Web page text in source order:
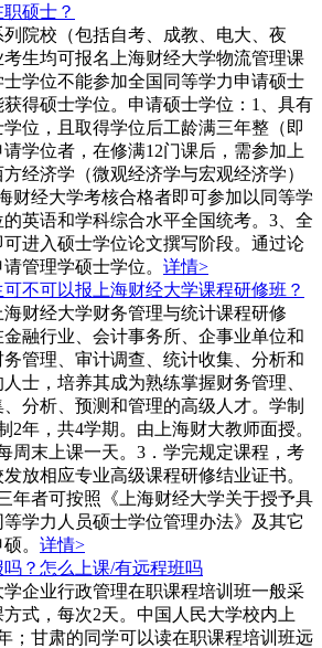
硕士？
列院校（包括自考、成教、电大、夜
生均可报名上海财经大学物流管理课
学位不能参加全国同等学力申请硕士
得硕士学位。申请硕士学位：1、具有
位，且取得学位后工龄满三年整（即
学位者，在修满12门课后，需参加上
经济学（微观经济学与宏观经济学）
财经大学考核合格者即可参加以同等学
英语和学科综合水平全国统考。3、全
可进入硕士学位论文撰写阶段。通过论
管理学硕士学位。 详情>
不可以报上海财经大学课程研修班？
财经大学财务管理与统计课程研修
融行业、会计事务所、企事业单位和
管理、审计调查、统计收集、分析和
士，培养其成为熟练掌握财务管理、
分析、预测和管理的高级人才。学制
2年，共4学期。由上海财大教师面授。
周末上课一天。3．学完规定课程，考
放相应专业高级课程研修结业证书。
年者可按照《上海财经大学关于授予具
学力人员硕士学位管理办法》及其它
。 详情>
？怎么上课/有远程班吗
企业行政管理在职课程培训班一般采
式，每次2天。中国人民大学校内上
；甘肃的同学可以读在职课程培训班远